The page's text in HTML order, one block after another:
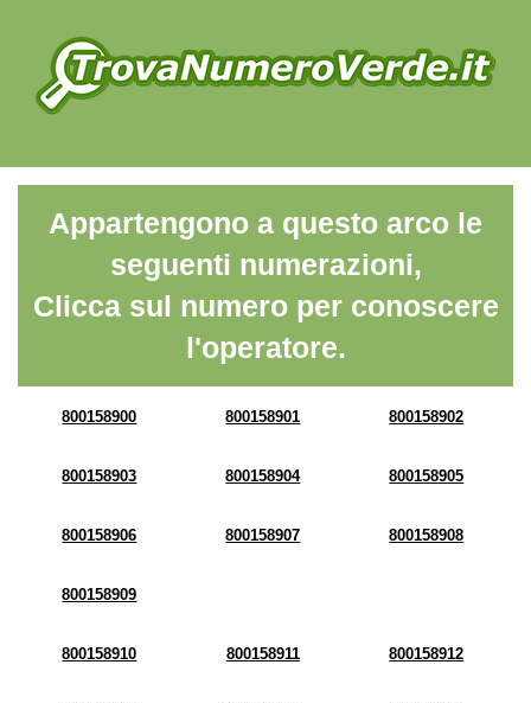
Appartengono a questo arco le
seguenti numerazioni,
Clicca sul numero per conoscere
l'operatore.
800158900 800158901 800158902
800158903 800158904 800158905
800158906 800158907 800158908
800158909
800158910 800158911 800158912